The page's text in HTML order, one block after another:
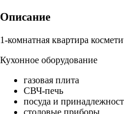
Описание
1-комнатная квартира
Кухонное оборудование
газовая плита
СВЧ-печь
посуда и
столовые приборы